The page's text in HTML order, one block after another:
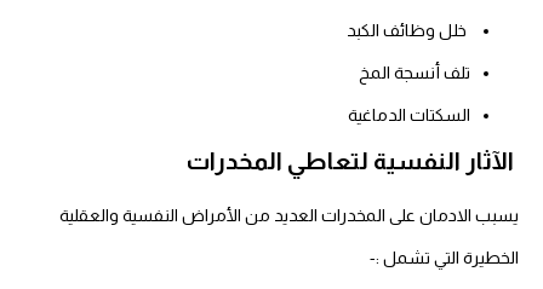
خلل وظائف الكبد
تلف أنسجة المخ
السكتات الدماغية
الآثار النفسية لتعاطي المخدرات
يسبب الادمان على المخدرات العديد من الأمراض النفسية والعقلية
الخطيرة التي تشمل :-